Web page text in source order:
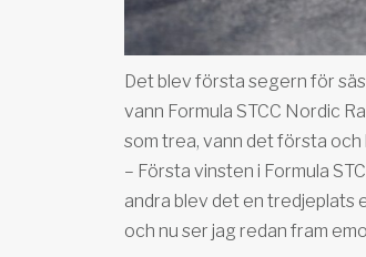
Det blev första segern för
vann Formula STCC Nordic
som trea, vann det första
– Första vinsten i Formula
andra blev det en tredjeplats
och nu ser jag redan fram